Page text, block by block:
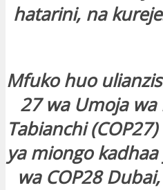
hatarini, na
Mfuko huo
27 wa Umoja
Tabianchi
ya miongo
wa COP28